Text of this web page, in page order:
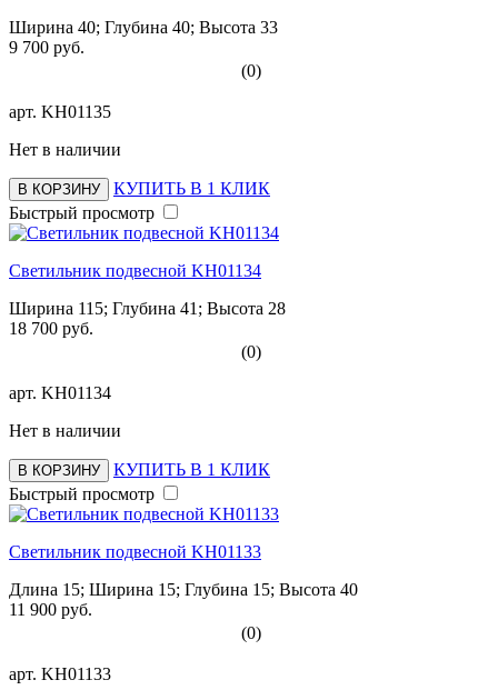
Ширина 40; Глубина 40; Высота 33
9 700 руб.
(0)
арт. KH01135
Нет в наличии
В КОРЗИНУ
КУПИТЬ В 1 КЛИК
Быстрый просмотр
Светильник подвесной KH01134
Ширина 115; Глубина 41; Высота 28
18 700 руб.
(0)
арт. KH01134
Нет в наличии
В КОРЗИНУ
КУПИТЬ В 1 КЛИК
Быстрый просмотр
Светильник подвесной KH01133
Длина 15; Ширина 15; Глубина 15; Высота 40
11 900 руб.
(0)
арт. KH01133